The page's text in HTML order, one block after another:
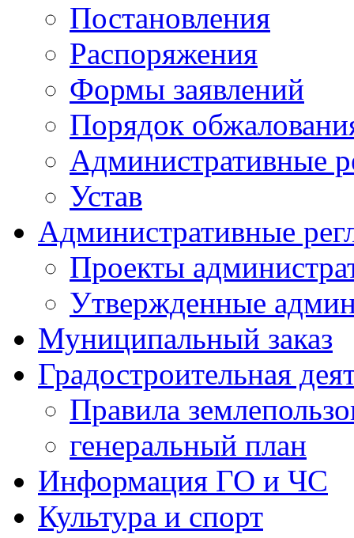
Постановления
Распоряжения
Формы заявлений
Порядок
Административные
Устав
Административные
Проекты
Утвержденные
Муниципальный заказ
Градостроительная
Правила
генеральный план
Информация ГО и ЧС
Культура и спорт